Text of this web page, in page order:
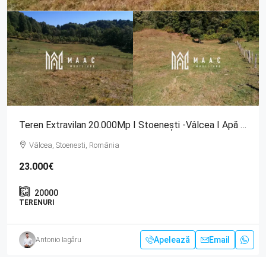
Teren Extravilan 20.000Mp I Stoenești -Vâlcea I Apă Curentă Și Pădure
Vâlcea, Stoenesti, România
23.000€
20000
TERENURI
Antonio Iagăru Apelează Email